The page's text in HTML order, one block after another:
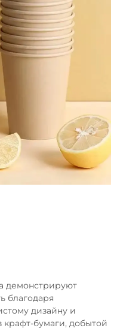
демонстрируют
благодаря
дизайну и
бумаги, добытой